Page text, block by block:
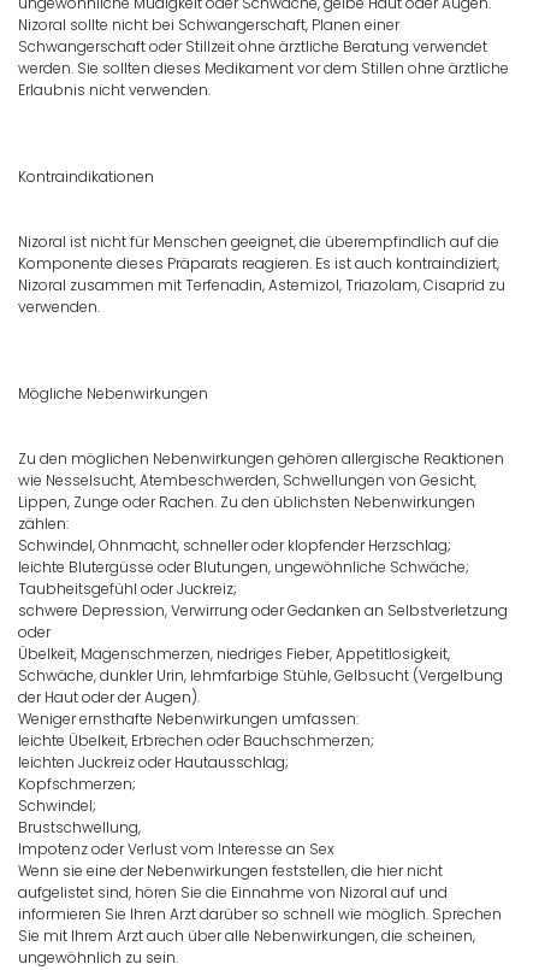
Nizoral sollte nicht bei Schwangerschaft, Planen einer
Schwangerschaft oder Stillzeit ohne ärztliche Beratung verwendet
werden. Sie sollten dieses Medikament vor dem Stillen ohne ärztliche
Erlaubnis nicht verwenden.
Kontraindikationen
Nizoral ist nicht für Menschen geeignet, die überempfindlich auf die
Komponente dieses Präparats reagieren. Es ist auch kontraindiziert,
Nizoral zusammen mit Terfenadin, Astemizol, Triazolam, Cisaprid zu
verwenden.
Mögliche Nebenwirkungen
Zu den möglichen Nebenwirkungen gehören allergische Reaktionen
wie Nesselsucht, Atembeschwerden, Schwellungen von Gesicht,
Lippen, Zunge oder Rachen. Zu den üblichsten Nebenwirkungen
zählen:
Schwindel, Ohnmacht, schneller oder klopfender Herzschlag;
leichte Blutergüsse oder Blutungen, ungewöhnliche Schwäche;
Taubheitsgefühl oder Juckreiz;
schwere Depression, Verwirrung oder Gedanken an Selbstverletzung
oder
Übelkeit, Magenschmerzen, niedriges Fieber, Appetitlosigkeit,
Schwäche, dunkler Urin, lehmfarbige Stühle, Gelbsucht (Vergelbung
der Haut oder der Augen).
Weniger ernsthafte Nebenwirkungen umfassen:
leichte Übelkeit, Erbrechen oder Bauchschmerzen;
leichten Juckreiz oder Hautausschlag;
Kopfschmerzen;
Schwindel;
Brustschwellung,
Impotenz oder Verlust vom Interesse an Sex
Wenn sie eine der Nebenwirkungen feststellen, die hier nicht
aufgelistet sind, hören Sie die Einnahme von Nizoral auf und
informieren Sie Ihren Arzt darüber so schnell wie möglich. Sprechen
Sie mit Ihrem Arzt auch über alle Nebenwirkungen, die scheinen,
ungewöhnlich zu sein.